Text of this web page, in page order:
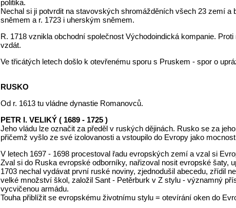
politika.
Nechal si ji potvrdit na stavovských shromážděních všech 23 zemí
sněmem a r. 1723 i uherským sněmem.
R. 1718 vznikla obchodní společnost Východoindická kompanie.
vzdát.
Ve třicátých letech došlo k otevřenému sporu s Pruskem - spor o
RUSKO
Od r. 1613 tu vládne dynastie Romanovců.
PETR I. VELIKÝ ( 1689 - 1725 )
Jeho vládu lze označit za předěl v ruských dějinách. Rusko se za
přičemž vyšlo ze své izolovanosti a vstoupilo do Evropy jako
V letech 1697 - 1698 procestoval řadu evropských zemí a vzal si
Zval si do Ruska evropské odborníky, nařizoval nosit evropské šaty,
1703 nechal vydávat první ruské noviny, zjednodušil abecedu, zřídil
velké množství škol, založil Sant - Petěrburk v Z stylu - významný
vycvičenou armádu.
Touha přiblížit se evropskému životnímu stylu = otevírání oken do